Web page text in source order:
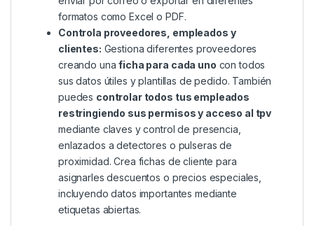
formatos como Excel o PDF.
Controla proveedores, empleados y
clientes: Gestiona diferentes proveedores
creando unaficha para cada uno con todos
sus datos útiles y plantillas de pedido. También
puedes controlar todos tus empleados
restringiendo sus permisos y acceso al tpv
mediante claves y control de presencia,
enlazados a detectores o pulseras de
proximidad. Crea fichas de cliente para
asignarles descuentos o precios especiales,
incluyendo datos importantes mediante
etiquetas abiertas.